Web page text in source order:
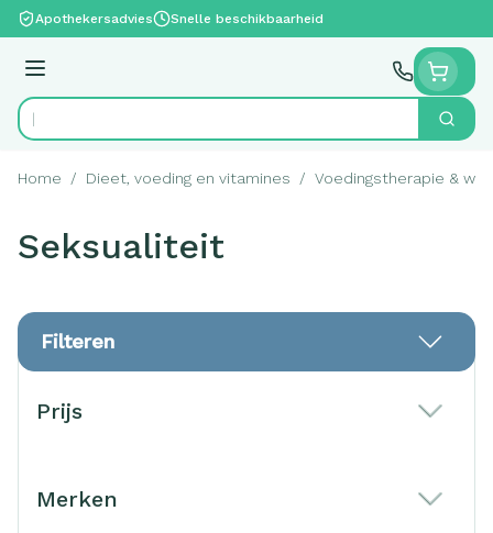
Ga naar de inhoud
Apothekersadvies Snelle beschikbaarheid
Menu
Product, merk, categorie... Zoek
Home / Dieet, voeding en vitamines / Voedingstherapie &
Seksualiteit
Filteren
Prijs
Merken